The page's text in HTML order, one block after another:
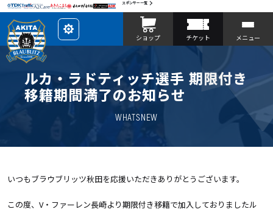
スポンサー一覧
レ
イ
ア
を
カ
ス
タ
マ
ショップ チケット メニュー
ルカ・ラドティッチ選手 期限付き
移籍期間満了のお知らせ
WHATSNEW
いつもブラウブリッツ秋田を応援いただきありがとうございます。
この度、V・ファーレン長崎より期限付き移籍で加入しておりましたル